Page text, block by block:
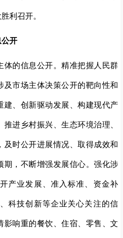
利召开。
开
的信息公开。精准把握人民群
及市场主体决策公开的靶向性和
建、创新驱动发展、构建现代产
进乡村振兴、生态环境治理、
及时公开进展情况、取得成效和
期，不断增强发展信心。强化涉
产业发展、准入标准、资金补
科技创新等企业关心关注的信
影响重的餐饮、住宿、零售、文